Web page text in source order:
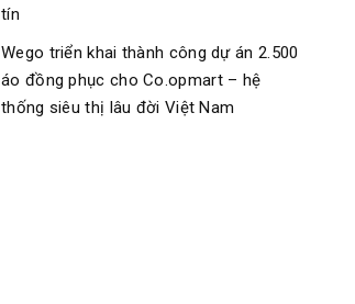
tín
Wego triển khai thành công dự án 2.500
áo đồng phục cho Co.opmart – hệ
thống siêu thị lâu đời Việt Nam